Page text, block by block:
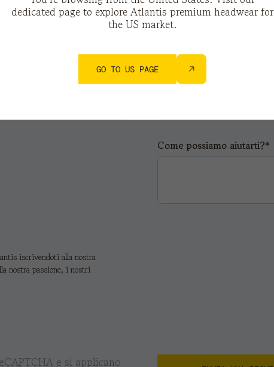
Telefono*
Città*
Come possiamo aiutarti?*
iscrivendoti alla nostra
nostra passione, i nostri
e si applicano
dedicated page to explore Atlantis premium headwear for
the US market.
GO TO US PAGE